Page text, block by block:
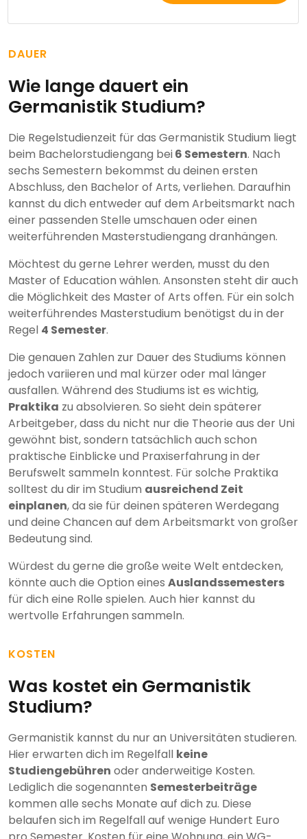
DAUER
Wie lange dauert ein
Germanistik Studium?
Die Regelstudienzeit für das Germanistik Studium liegt
beim Bachelorstudiengang bei6 Semestern. Nach
sechs Semestern bekommst du deinen ersten
Abschluss, den Bachelor of Arts, verliehen. Daraufhin
kannst du dich entweder auf dem Arbeitsmarkt nach
einer passenden Stelle umschauen oder einen
weiterführenden Masterstudiengang dranhängen.
Möchtest du gerne Lehrer werden, musst du den
Master of Education wählen. Ansonsten steht dir auch
die Möglichkeit des Master of Arts offen. Für ein solch
weiterführendes Masterstudium benötigst du in der
Regel 4 Semester.
Die genauen Zahlen zur Dauer des Studiums können
jedoch variieren und mal kürzer oder mal länger
ausfallen. Während des Studiums ist es wichtig,
Praktika zu absolvieren. So sieht dein späterer
Arbeitgeber, dass du nicht nur die Theorie aus der Uni
gewöhnt bist, sondern tatsächlich auch schon
praktische Einblicke und Praxiserfahrung in der
Berufswelt sammeln konntest. Für solche Praktika
solltest du dir im Studium ausreichend Zeit
einplanen, da sie für deinen späteren Werdegang
und deine Chancen auf dem Arbeitsmarkt von großer
Bedeutung sind.
Würdest du gerne die große weite Welt entdecken,
könnte auch die Option eines Auslandssemesters
für dich eine Rolle spielen. Auch hier kannst du
wertvolle Erfahrungen sammeln.
KOSTEN
Was kostet ein Germanistik
Studium?
Germanistik kannst du nur an Universitäten studieren.
Hier erwarten dich im Regelfall keine
Studiengebühren oder anderweitige Kosten.
Lediglich die sogenannten Semesterbeiträge
kommen alle sechs Monate auf dich zu. Diese
belaufen sich im Regelfall auf wenige Hundert Euro